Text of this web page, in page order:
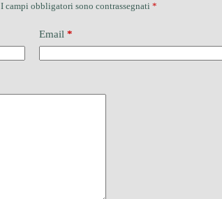
I campi obbligatori sono contrassegnati *
Email *